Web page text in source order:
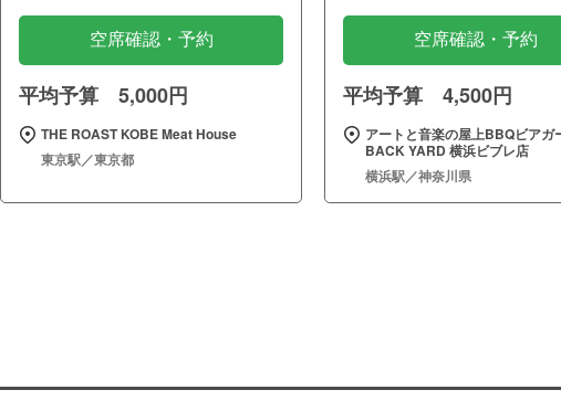
空席確認・予約
平均予算 5,000円
THE ROAST KOBE Meat House
東京駅／東京都
空席確認・予約
平均予算 4,500円
アートと音楽の屋上BBQビアガ
BACK YARD 横浜ビブレ店
横浜駅／神奈川県